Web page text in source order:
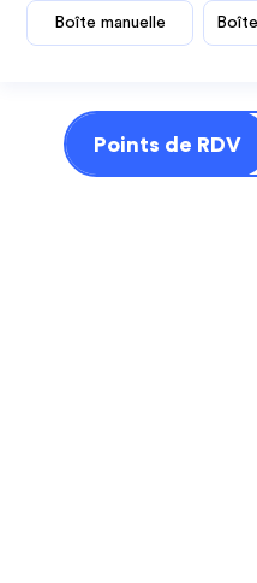
Boîte manuelle
Points de RDV